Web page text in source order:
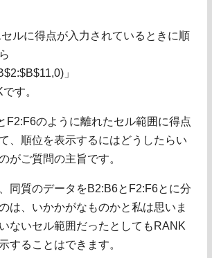
ルに得点が入力されているときに順
」
す。
F2:F6のように離れたセル範囲に得点
、順位を表示するにはどうしたらい
がご質問の主旨です。
同質のデータをB2:B6とF2:F6とに分
は、いかかがなものかと私は思いま
ないセル範囲だったとしてもRANK
することはできます。